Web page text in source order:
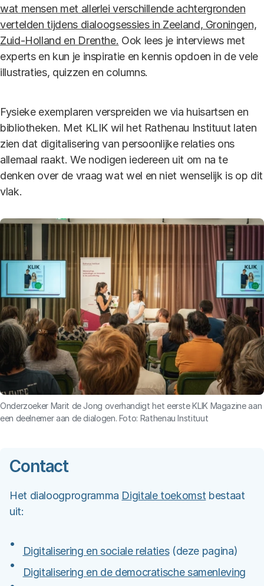
wat mensen met allerlei verschillende achtergronden
vertelden tijdens dialoogsessies in Zeeland, Groningen,
Zuid-Holland en Drenthe. Ook lees je interviews met
experts en kun je inspiratie en kennis opdoen in de vele
illustraties, quizzen en columns.
Fysieke exemplaren verspreiden we via huisartsen en
bibliotheken. Met KLIK wil het Rathenau Instituut laten
zien dat digitalisering van persoonlijke relaties ons
allemaal raakt. We nodigen iedereen uit om na te
denken over de vraag wat wel en niet wenselijk is op dit
vlak.
Onderzoeker Marit de Jong overhandigt het eerste KLIK Magazine aan
een deelnemer aan de dialogen. Foto: Rathenau Instituut
Contact
Het dialoogprogramma Digitale toekomst bestaat
uit:
Digitalisering en sociale relaties(deze pagina)
Digitalisering en de democratische samenleving